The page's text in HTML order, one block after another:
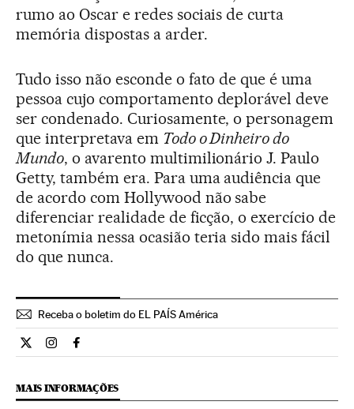
rumo ao Oscar e redes sociais de curta
memória dispostas a arder.
Tudo isso não esconde o fato de que é uma
pessoa cujo comportamento deplorável deve
ser condenado. Curiosamente, o personagem
que interpretava em Todo o Dinheiro do
Mundo, o avarento multimilionário J. Paulo
Getty, também era. Para uma audiência que
de acordo com Hollywood não sabe
diferenciar realidade de ficção, o exercício de
metonímia nessa ocasião teria sido mais fácil
do que nunca.
Receba o boletim do EL PAÍS América
Cultura El País Brasil en Twitter
Cultura El País Brasil en Instagram
Cultura El País Brasil en Facebook
MAIS INFORMAÇÕES